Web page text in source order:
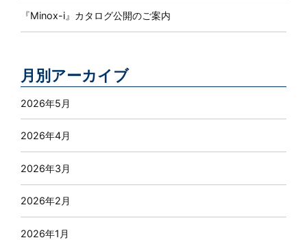
『Minox-i』カタログ公開のご案内
月別アーカイブ
2026年5月
2026年4月
2026年3月
2026年2月
2026年1月